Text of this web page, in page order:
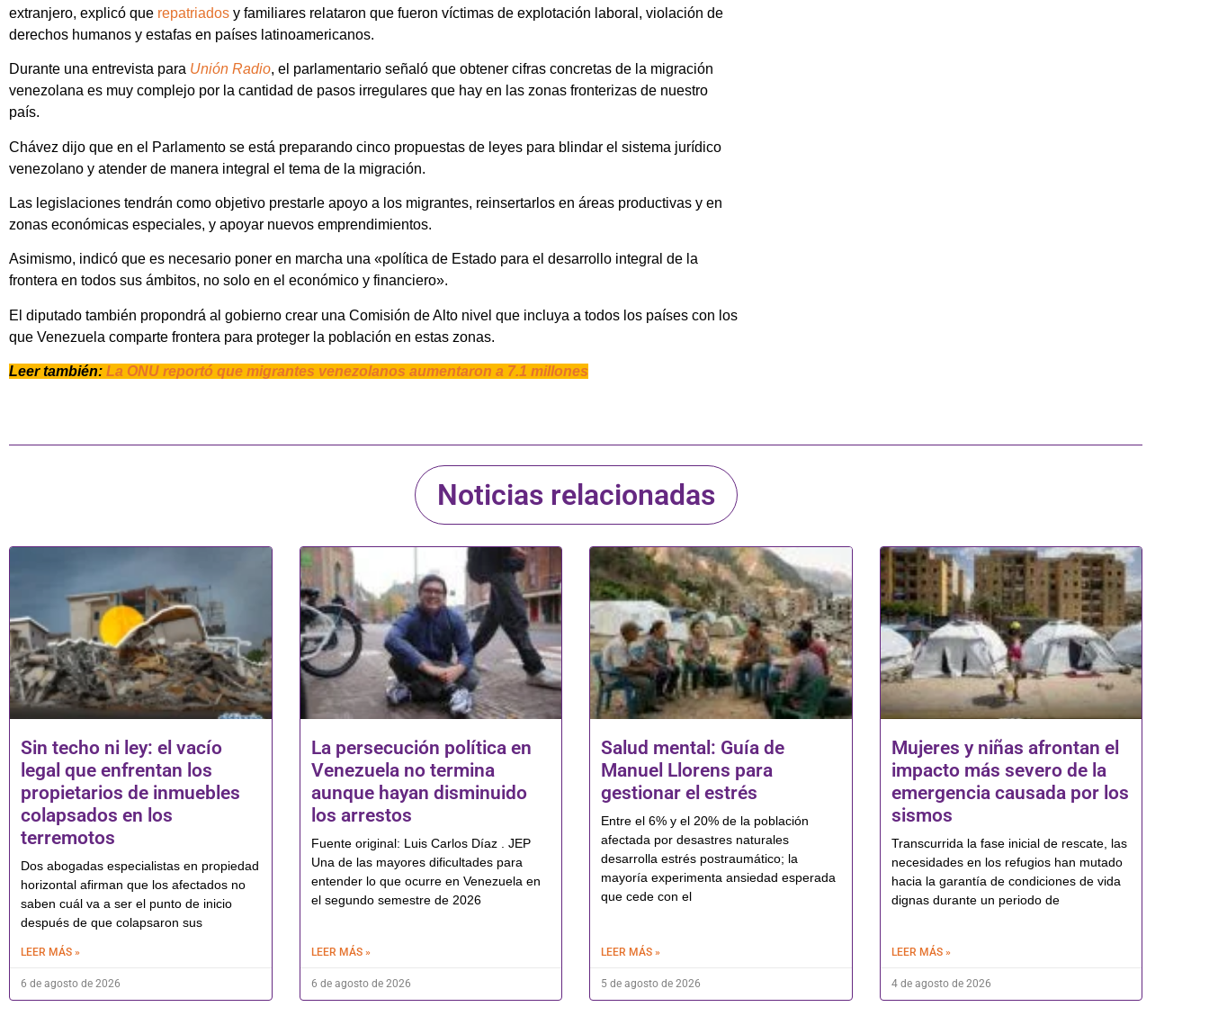
extranjero, explicó que repatriados y familiares relataron que fueron víctimas de explotación laboral, violación de
derechos humanos y estafas en países latinoamericanos.
Durante una entrevista para Unión Radio, el parlamentario señaló que obtener cifras concretas de la migración
venezolana es muy complejo por la cantidad de pasos irregulares que hay en las zonas fronterizas de nuestro
país.
Chávez dijo que en el Parlamento se está preparando cinco propuestas de leyes para blindar el sistema jurídico
venezolano y atender de manera integral el tema de la migración.
Las legislaciones tendrán como objetivo prestarle apoyo a los migrantes, reinsertarlos en áreas productivas y en
zonas económicas especiales, y apoyar nuevos emprendimientos.
Asimismo, indicó que es necesario poner en marcha una «política de Estado para el desarrollo integral de la
frontera en todos sus ámbitos, no solo en el económico y financiero».
El diputado también propondrá al gobierno crear una Comisión de Alto nivel que incluya a todos los países con los
que Venezuela comparte frontera para proteger la población en estas zonas.
Leer también: La ONU reportó que migrantes venezolanos aumentaron a 7.1 millones
Noticias relacionadas
Sin techo ni ley: el vacío
legal que enfrentan los
propietarios de inmuebles
colapsados en los
terremotos
Dos abogadas especialistas en propiedad
horizontal afirman que los afectados no
saben cuál va a ser el punto de inicio
después de que colapsaron sus
LEER MÁS »
6 de agosto de 2026
La persecución política en
Venezuela no termina
aunque hayan disminuido
los arrestos
Fuente original: Luis Carlos Díaz . JEP
Una de las mayores dificultades para
entender lo que ocurre en Venezuela en
el segundo semestre de 2026
LEER MÁS »
6 de agosto de 2026
Salud mental: Guía de
Manuel Llorens para
gestionar el estrés
Entre el 6% y el 20% de la población
afectada por desastres naturales
desarrolla estrés postraumático; la
mayoría experimenta ansiedad esperada
que cede con el
LEER MÁS »
5 de agosto de 2026
Mujeres y niñas afrontan el
impacto más severo de la
emergencia causada por los
sismos
Transcurrida la fase inicial de rescate, las
necesidades en los refugios han mutado
hacia la garantía de condiciones de vida
dignas durante un periodo de
LEER MÁS »
4 de agosto de 2026